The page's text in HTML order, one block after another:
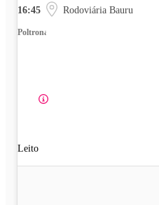
16:45 Rodoviária Bauru
Poltrona
Leito